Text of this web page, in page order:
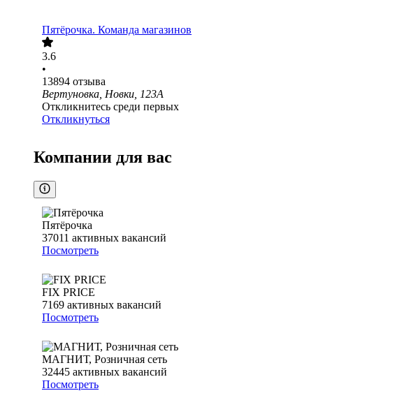
Пятёрочка. Команда магазинов
3.6
•
13894 отзыва
Вертуновка, Новки, 123А
Откликнитесь среди первых
Откликнуться
Компании для вас
Пятёрочка
37011 активных вакансий
Посмотреть
FIX PRICE
7169 активных вакансий
Посмотреть
МАГНИТ, Розничная сеть
32445 активных вакансий
Посмотреть